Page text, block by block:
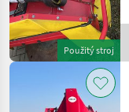
Použitý stroj